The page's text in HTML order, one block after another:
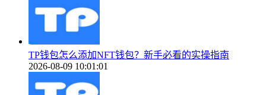
TP钱包怎么添加NFT钱包？新手必看的实操指南
2026-08-09 10:01:01